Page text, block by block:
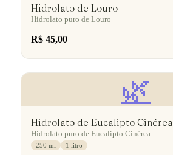
Hidrolato de Louro
Hidrolato puro de Louro
R$ 45,00
🌿
Hidrolato de Eucalipto Cinérea
Hidrolato puro de Eucalipto Cinérea
250 ml
1 litro